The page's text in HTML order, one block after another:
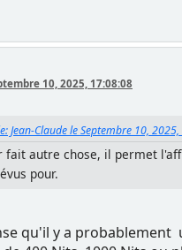
10, 2025, 17:08:08
Jean-Claude le Septembre 10,
fait autre chose, il permet
pour.
qu'il y a